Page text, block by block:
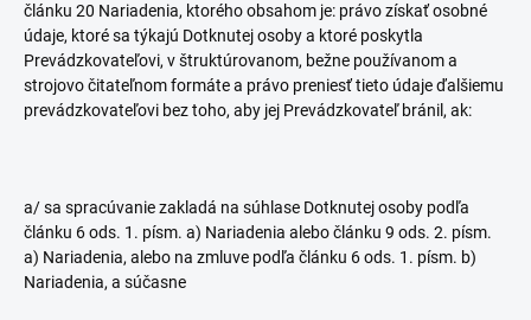
článku 20 Nariadenia, ktorého obsahom je: právo získať osobné
údaje, ktoré sa týkajú Dotknutej osoby a ktoré poskytla
Prevádzkovateľovi, v štruktúrovanom, bežne používanom a
strojovo čitateľnom formáte a právo preniesť tieto údaje ďalšiemu
prevádzkovateľovi bez toho, aby jej Prevádzkovateľ bránil, ak:
a/ sa spracúvanie zakladá na súhlase Dotknutej osoby podľa
článku 6 ods. 1. písm. a) Nariadenia alebo článku 9 ods. 2. písm.
a) Nariadenia, alebo na zmluve podľa článku 6 ods. 1. písm. b)
Nariadenia, a súčasne